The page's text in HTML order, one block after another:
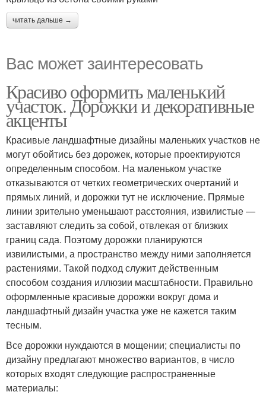
читать дальше →
Вас может заинтересовать
Красиво оформить маленький
участок. Дорожки и декоративные
акценты
Красивые ландшафтные дизайны маленьких участков не
могут обойтись без дорожек, которые проектируются
определенным способом. На маленьком участке
отказываются от четких геометрических очертаний и
прямых линий, и дорожки тут не исключение. Прямые
линии зрительно уменьшают расстояния, извилистые —
заставляют следить за собой, отвлекая от близких
границ сада. Поэтому дорожки планируются
извилистыми, а пространство между ними заполняется
растениями. Такой подход служит действенным
способом создания иллюзии масштабности. Правильно
оформленные красивые дорожки вокруг дома и
ландшафтный дизайн участка уже не кажется таким
тесным.
Все дорожки нуждаются в мощении; специалисты по
дизайну предлагают множество вариантов, в число
которых входят следующие распространенные
материалы: